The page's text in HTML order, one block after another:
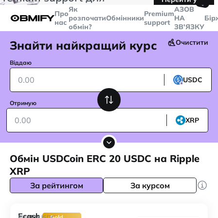
більше
Telegram
Про
нас
Як
розпочати
обмін?
ОбмінникиPremium
support
🤙
AЗОВ
НА
ЗВ'ЯЗКУ
Знайти найкращий курс Очистити
Віддаю
USDC
Отримую
XRP
Обмін USDCoin ERC 20 USDC на Ripple
XRP
За рейтингом За курсом
Ecash